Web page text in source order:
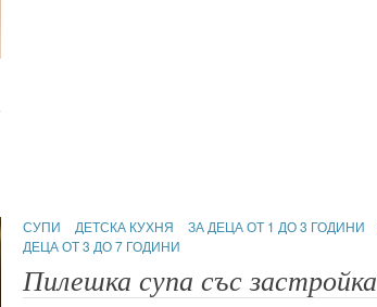
СУПИ ДЕТСКА КУХНЯ ЗА ДЕЦА ОТ 1 ДО 3 ГОДИНИ
ДЕЦА ОТ 3 ДО 7 ГОДИНИ
Пилешка супа със застройка